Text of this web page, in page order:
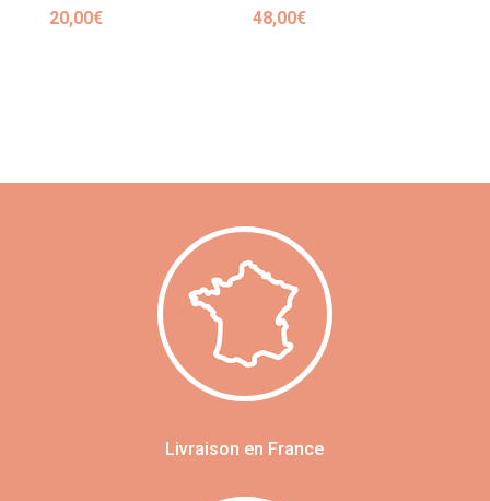
20,00€ 48,00€
Livraison en France